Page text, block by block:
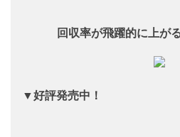
回収率が飛躍的に上が
▼好評発売中！